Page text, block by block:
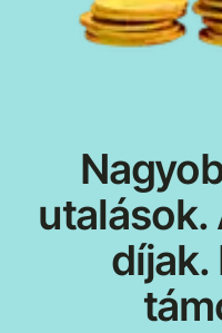
utalások.
díjak.